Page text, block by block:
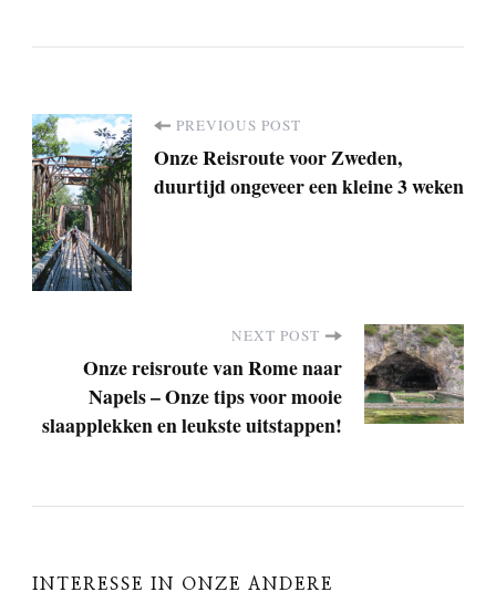
P
o
s
a
v
PREVIOUS POST
Onze Reisroute voor Zweden,
duurtijd ongeveer een kleine 3 weken
NEXT POST
Onze reisroute van Rome naar
Napels – Onze tips voor mooie
slaapplekken en leukste uitstappen!
INTERESSE IN ONZE ANDERE